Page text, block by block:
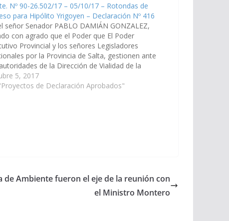
Nº 90-26.502/17 – 05/10/17 – Rotondas de
para Hipólito Yrigoyen – Declaración Nº 416
señor Senador PABLO DAMIÁN GONZALEZ,
con agrado que el Poder que El Poder
Provincial y los señores Legisladores
por la Provincia de Salta, gestionen ante
de la Dirección de Vialidad de la
para que las mismas escuchen y tengan en
las…
5, 2017
de Declaración Aprobados"
de Ambiente fueron el eje de la reunión con
el Ministro Montero